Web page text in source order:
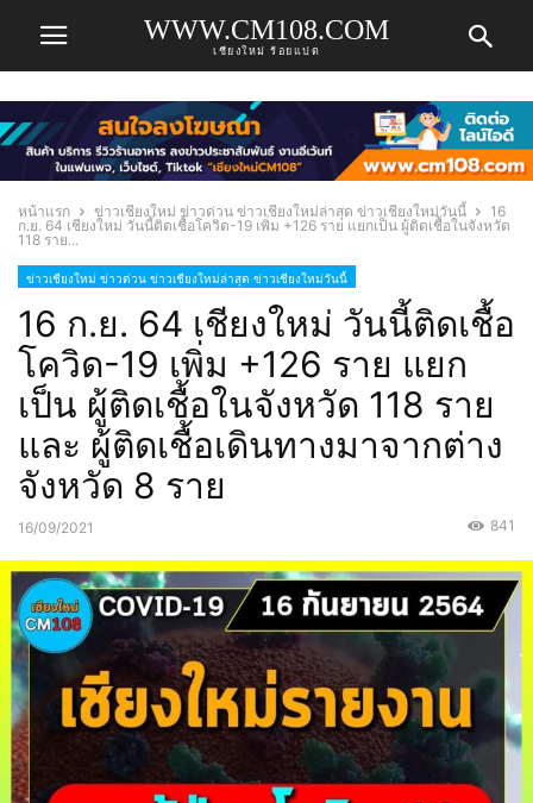
WWW.CM108.COM
เชียงใหม่ ร้อยแปด
หน้าแรก ข่าวเชียงใหม่ ข่าวด่วน ข่าวเชียงใหม่ล่าสุด ข่าวเชียงใหม่วันนี้
16
ก.ย. 64 เชียงใหม่ วันนี้ติดเชื้อโควิด-19 เพิ่ม +126 ราย แยกเป็น ผู้ติดเชื้อในจังหวัด
118 ราย...
ข่าวเชียงใหม่ ข่าวด่วน ข่าวเชียงใหม่ล่าสุด ข่าวเชียงใหม่วันนี้
16 ก.ย. 64 เชียงใหม่ วันนี้ติดเชื้อ
โควิด-19 เพิ่ม +126 ราย แยก
เป็น ผู้ติดเชื้อในจังหวัด 118 ราย
และ ผู้ติดเชื้อเดินทางมาจากต่าง
จังหวัด 8 ราย
16/09/2021 841